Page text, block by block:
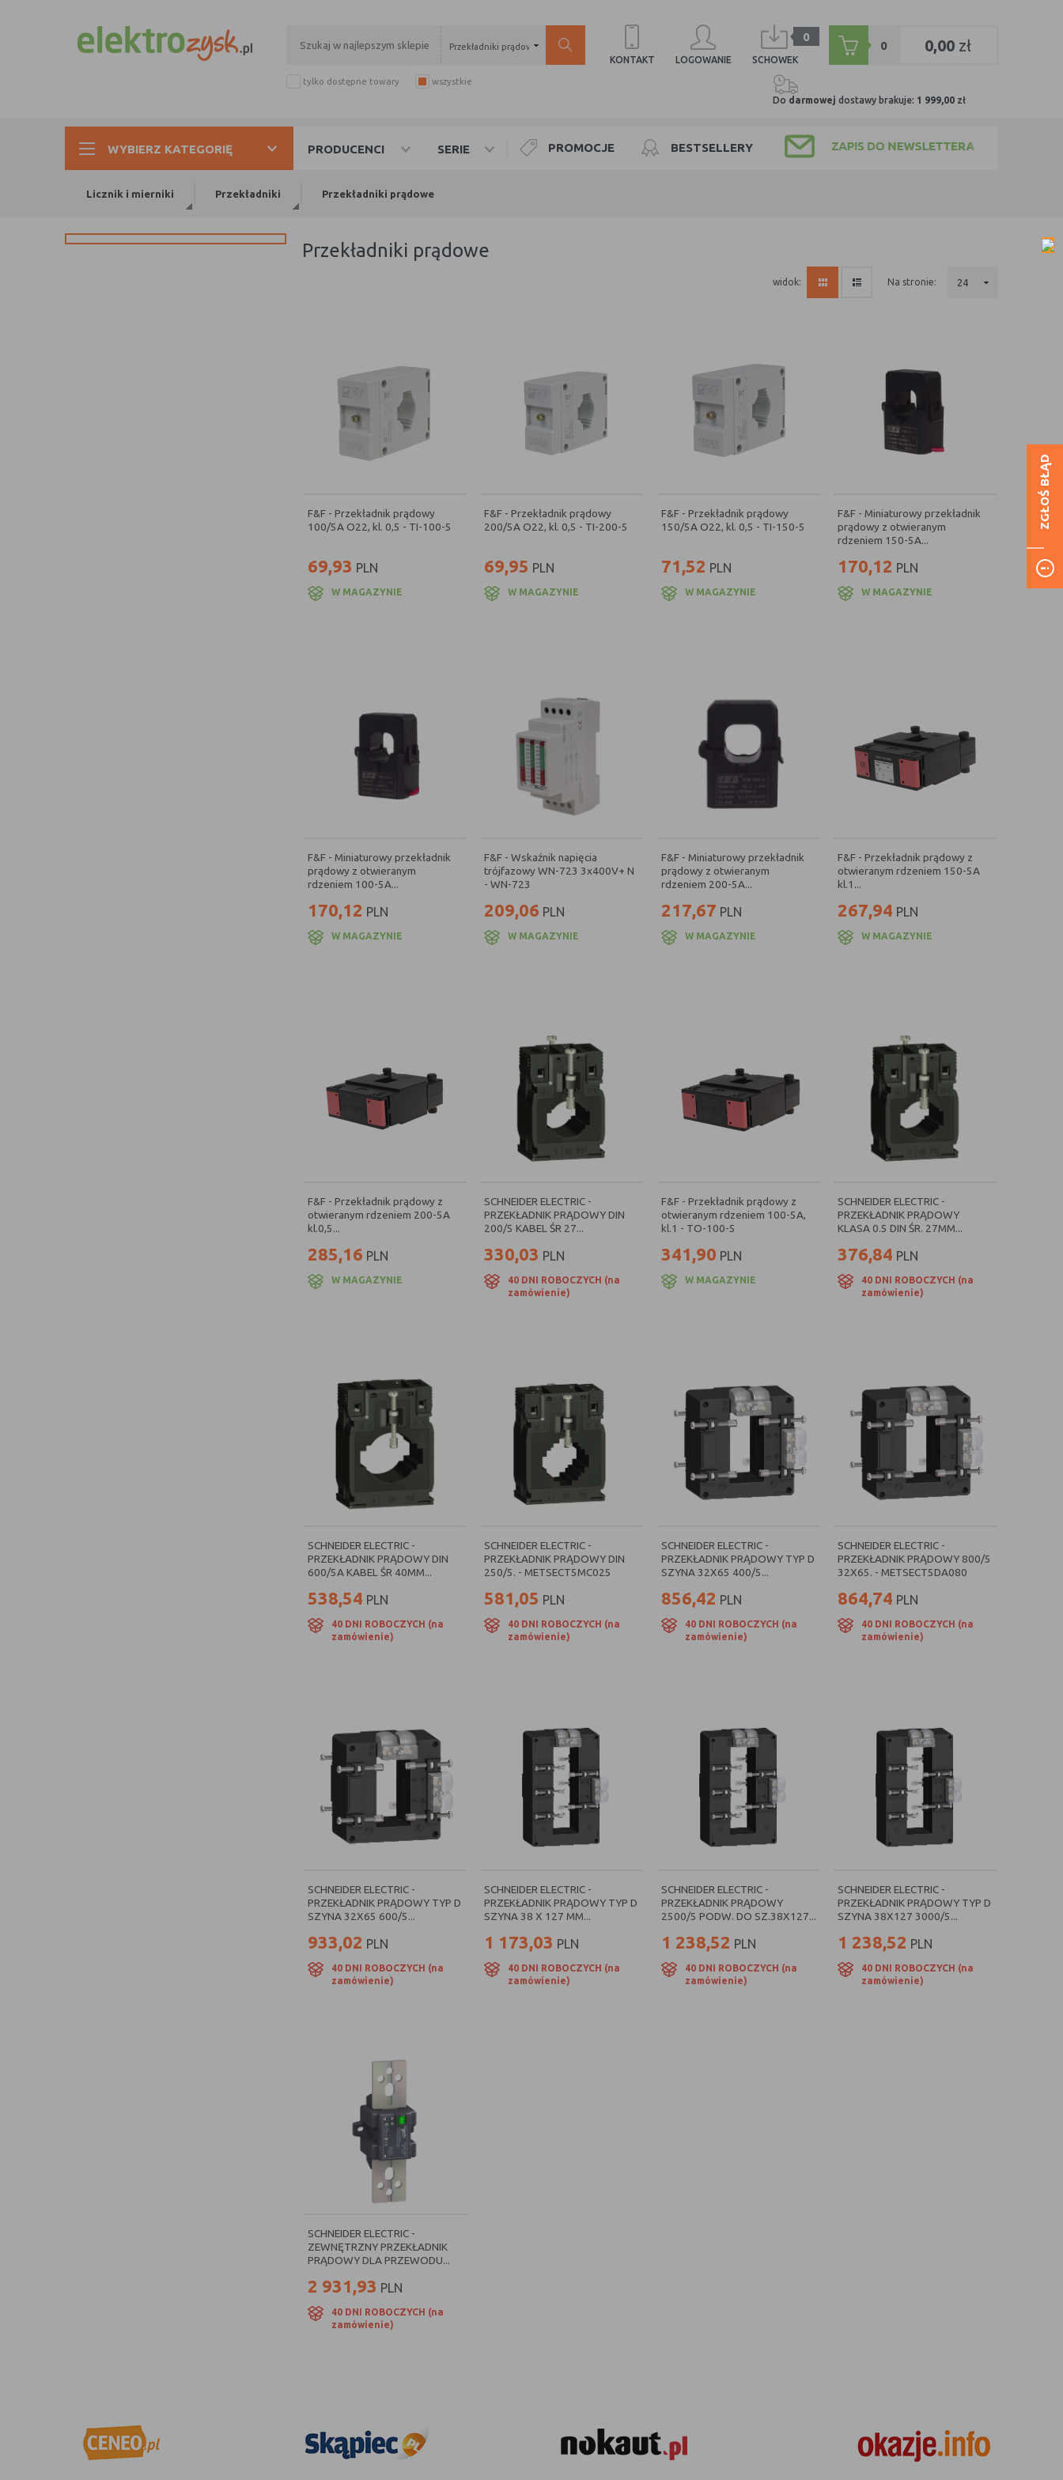
Przekładniki prądowe
tylko dostępne towary wszystkie
KONTAKT LOGOWANIE
0
SCHOWEK
0 0,00 zł
Do darmowej dostawy brakuje: 1 999,00 zł
WYBIERZ KATEGORIĘ PRODUCENCI SERIE PROMOCJE BESTSELLERY
Licznik i mierniki Przekładniki Przekładniki prądowe
przekładniki prądowe
widok: na stronie: 24
F&F - Przekładnik prądowy
100/5A O22, kl. 0,5 - TI-100-5
69,93 PLN
W MAGAZYNIE
F&F - Przekładnik prądowy
200/5A O22, kl. 0,5 - TI-200-5
69,95 PLN
W MAGAZYNIE
F&F - Przekładnik prądowy
150/5A O22, kl. 0,5 - TI-150-5
71,52 PLN
W MAGAZYNIE
F&F - Miniaturowy przekładnik
prądowy z otwieranym
rdzeniem 150-5A...
170,12 PLN
W MAGAZYNIE
F&F - Miniaturowy przekładnik
prądowy z otwieranym
rdzeniem 100-5A...
170,12 PLN
W MAGAZYNIE
F&F - Wskaźnik napięcia
trójfazowy WN-723 3x400V+ N
- WN-723
209,06 PLN
W MAGAZYNIE
F&F - Miniaturowy przekładnik
prądowy z otwieranym
rdzeniem 200-5A...
217,67 PLN
W MAGAZYNIE
F&F - Przekładnik prądowy z
otwieranym rdzeniem 150-5A
kl.1...
267,94 PLN
W MAGAZYNIE
F&F - Przekładnik prądowy z
otwieranym rdzeniem 200-5A
kl.0,5...
285,16 PLN
W MAGAZYNIE
SCHNEIDER ELECTRIC -
PRZEKŁADNIK PRĄDOWY DIN
200/5 KABEL ŚR 27...
330,03 PLN
40 DNI ROBOCZYCH (na
zamówienie)
F&F - Przekładnik prądowy z
otwieranym rdzeniem 100-5A,
kl.1 - TO-100-5
341,90 PLN
W MAGAZYNIE
SCHNEIDER ELECTRIC -
PRZEKŁADNIK PRĄDOWY
KLASA 0.5 DIN ŚR. 27MM...
376,84 PLN
40 DNI ROBOCZYCH (na
zamówienie)
SCHNEIDER ELECTRIC -
PRZEKŁADNIK PRĄDOWY DIN
600/5A KABEL ŚR 40MM...
538,54 PLN
40 DNI ROBOCZYCH (na
zamówienie)
SCHNEIDER ELECTRIC -
PRZEKŁADNIK PRĄDOWY DIN
250/5. - METSECT5MC025
581,05 PLN
40 DNI ROBOCZYCH (na
zamówienie)
SCHNEIDER ELECTRIC -
PRZEKŁADNIK PRĄDOWY TYP D
SZYNA 32X65 400/5...
856,42 PLN
40 DNI ROBOCZYCH (na
zamówienie)
SCHNEIDER ELECTRIC -
PRZEKŁADNIK PRĄDOWY 800/5
32X65. - METSECT5DA080
864,74 PLN
40 DNI ROBOCZYCH (na
zamówienie)
SCHNEIDER ELECTRIC -
PRZEKŁADNIK PRĄDOWY TYP D
SZYNA 32X65 600/5...
933,02 PLN
40 DNI ROBOCZYCH (na
zamówienie)
SCHNEIDER ELECTRIC -
PRZEKŁADNIK PRĄDOWY TYP D
SZYNA 38 X 127 MM...
1 173,03 PLN
40 DNI ROBOCZYCH (na
zamówienie)
SCHNEIDER ELECTRIC -
PRZEKŁADNIK PRĄDOWY
2500/5 PODW. DO SZ.38X127...
1 238,52 PLN
40 DNI ROBOCZYCH (na
zamówienie)
SCHNEIDER ELECTRIC -
PRZEKŁADNIK PRĄDOWY TYP D
SZYNA 38X127 3000/5...
1 238,52 PLN
40 DNI ROBOCZYCH (na
zamówienie)
SCHNEIDER ELECTRIC -
ZEWNĘTRZNY PRZEKŁADNIK
PRĄDOWY DLA PRZEWODU...
2 931,93 PLN
40 DNI ROBOCZYCH (na
zamówienie)
ZGŁOŚ BŁĄD